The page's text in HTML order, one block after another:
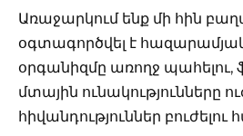
Առաջարկում ենք մի հին
օգտագործվել է
օրգանիզմը առողջ
մտային ունակությունները
հիվանդություններ բուժելու